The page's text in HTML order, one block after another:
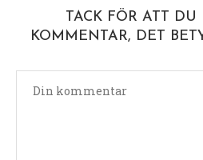
TACK FÖR ATT
KOMMENTAR, DET